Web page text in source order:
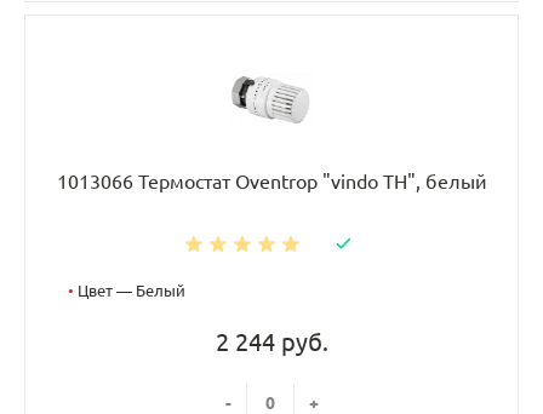
1013066 Термостат Oventrop "vindo TH", белый
• Цвет — Белый
2 244 руб.
- +